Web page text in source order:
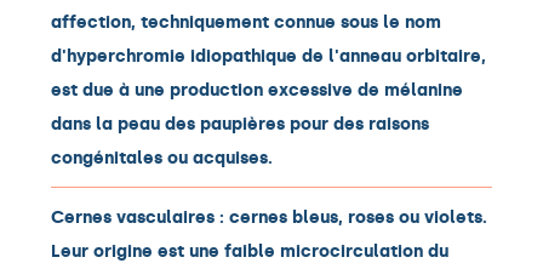
affection, techniquement connue sous le nom
d'hyperchromie idiopathique de l'anneau orbitaire,
est due à une production excessive de mélanine
dans la peau des paupières pour des raisons
congénitales ou acquises.
Cernes vasculaires : cernes bleus, roses ou violets.
Leur origine est une faible microcirculation du